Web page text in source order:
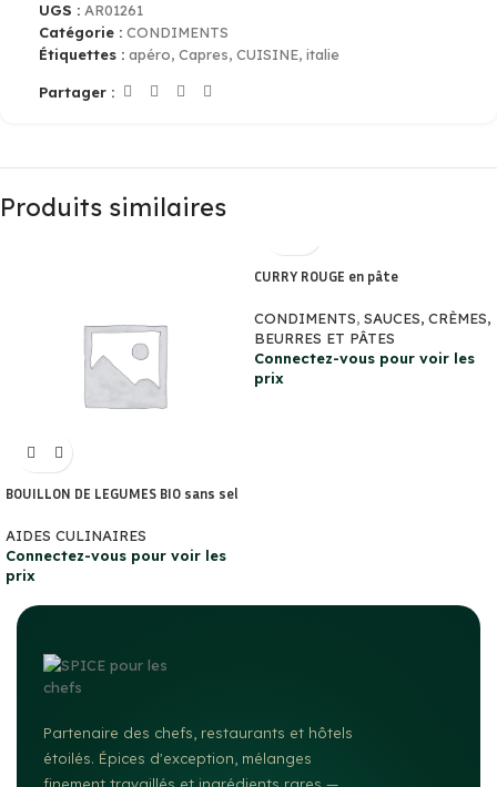
UGS : AR01261
Catégorie : CONDIMENTS
Étiquettes : apéro, Capres, CUISINE, italie
Partager :
Produits similaires
BOUILLON DE LEGUMES BIO sans sel
AIDES CULINAIRES
Connectez-vous pour voir les
prix
CURRY ROUGE en pâte
CONDIMENTS, SAUCES, CRÈMES,
BEURRES ET PÂTES
Connectez-vous pour voir les
prix
Partenaire des chefs, restaurants et hôtels
étoilés. Épices d'exception, mélanges